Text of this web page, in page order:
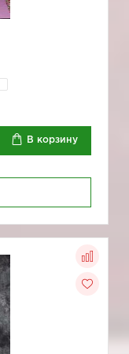
В корзину